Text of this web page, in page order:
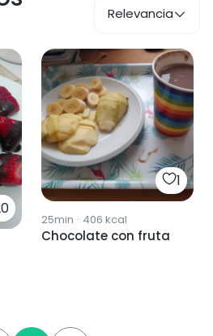
Relevancia
1
25min · 406 kcal
Chocolate con fruta